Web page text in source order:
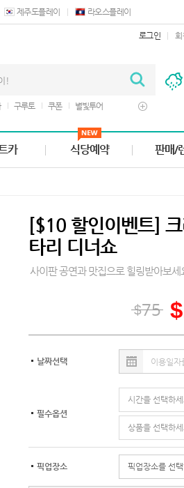
제주도플레이 라오스플레이
로그인 회
구루토 쿠폰
별빛투어
카 식당예약 판매/
[$10 할인이벤트]
타리 디너쇼
사이판 공연과 맛집으로 힐링받아보세
$75 $
날짜선택
필수옵션
픽업장소